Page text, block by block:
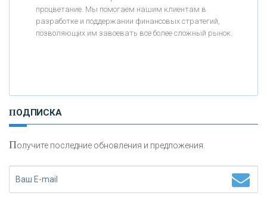
АО «КРЕДИТ ЕВРОПА БАНК»
«НАЦИОНАЛЬНЫЙ КЛИРИНГОВЫЙ ЦЕНТР»
«ФК ОТКРЫТИЕ»
процветание. Мы помогаем нашим клиентам в
разработке и поддержании финансовых стратегий,
позволяющих им завоевать все более сложный рынок.
ПОДПИСКА
Получите последние обновления и предложения.